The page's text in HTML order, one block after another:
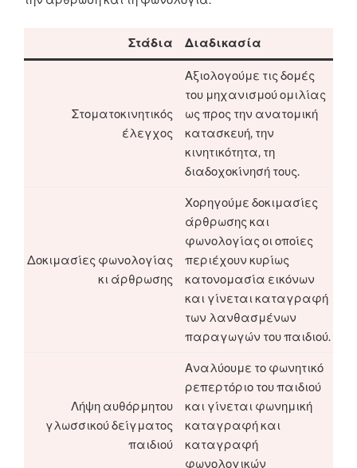
Στάδια Διαδικασία
Στοματοκινητικός
έλεγχος
Αξιολογούμε τις δομές
του μηχανισμού ομιλίας
ως προς την ανατομική
κατασκευή, την
κινητικότητα, τη
διαδοχοκίνησή τους.
Δοκιμασίες φωνολογίας
κι άρθρωσης
Χορηγούμε δοκιμασίες
άρθρωσης και
φωνολογίας οι οποίες
περιέχουν κυρίως
κατονομασία εικόνων
και γίνεται καταγραφή
των λανθασμένων
παραγωγών του παιδιού.
Λήψη αυθόρμητου
γλωσσικού δείγματος
παιδιού
Αναλύουμε το φωνητικό
ρεπερτόριο του παιδιού
και γίνεται φωνημική
καταγραφή και
καταγραφή
φωνολογικών